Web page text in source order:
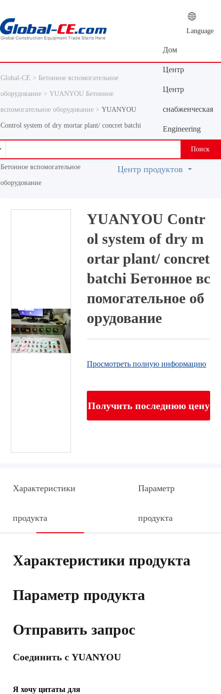
Language
Дом
Центр
новостей
Центр
продуктов
снабженческая
платформа
Engineering
Machinery
Vocabulary
Поиск
Центр продуктов
Global-CE > Бетонное вспомогательное
оборудование > YUANYOU Бетонное
вспомогательное оборудование > YUANYOU
Control system of dry mortar plant/ concret batchi
Бетонное вспомогательное
оборудование
YUANYOU Contr
ol system of dry m
ortar plant/ concret
batchi Бетонное вс
помогательное об
орудование
Просмотреть полную информацию
Получить последнюю цену
Характеристики
продукта
Параметр
продукта
Характеристики продукта
Параметр продукта
Отправить запрос
Соединить с YUANYOU
Я хочу цитаты для